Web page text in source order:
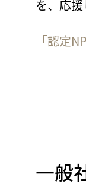
を、応援
「認定
一般